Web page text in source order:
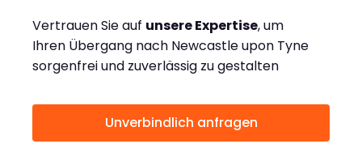
Vertrauen Sie auf unsere Expertise, um
Ihren Übergang nach Newcastle upon Tyne
sorgenfrei und zuverlässig zu gestalten
Unverbindlich anfragen